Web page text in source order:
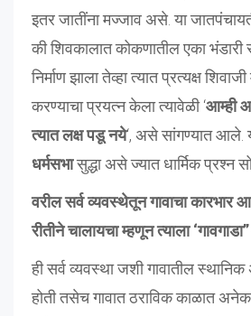
इतर जातींना मज्जाव असे. या
की शिवकालात कोकणातील एका भंडारी
निर्माण झाला तेव्हा त्यात प्रत्यक्ष
करण्याचा प्रयत्न केला त्यावेळी ‘आम्ही
त्यात लक्ष पडू नये‘, असे सांगण्यात आले.
धर्मसभासुद्धा असे ज्यात धार्मिक प्रश्न
वरील सर्व व्यवस्थेतून गावाचा कारभार
रीतीने चालायचा म्हणून त्याला
ही सर्व व्यवस्था जशी गावातील
होती तसेच गावात ठराविक काळात